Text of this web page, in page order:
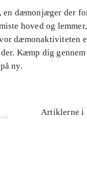
dæmonjæger der
hoved og
dæmonaktiviteten
Kæmp dig
ny.
...
Artiklerne i